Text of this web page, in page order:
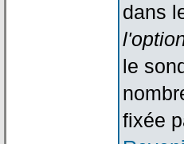
dans
le
fixée